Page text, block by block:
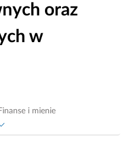
oraz
w
i mienie